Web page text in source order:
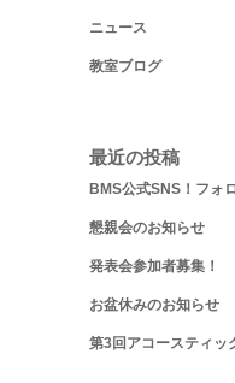
ニュース
教室ブログ
最近の投稿
BMS公式SNS！フォ
懇親会のお知らせ
発表会参加者募集！
お盆休みのお知らせ
第3回アコースティッ